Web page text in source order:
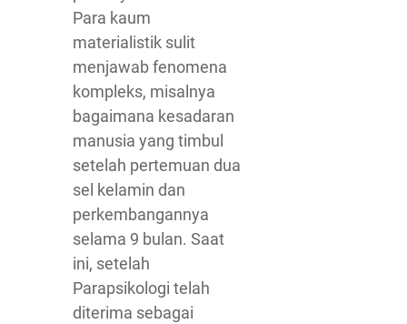
Para kaum
materialistik sulit
menjawab fenomena
kompleks, misalnya
bagaimana kesadaran
manusia yang timbul
setelah pertemuan dua
sel kelamin dan
perkembangannya
selama 9 bulan. Saat
ini, setelah
Parapsikologi telah
diterima sebagai